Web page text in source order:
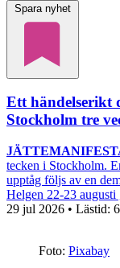
Spara nyhet
Ett händelserikt
Stockholm tre
tecken i Stockholm.
upptåg följs av en
Helgen 22-23
29 jul 2026 • Lästid:
Foto: Pixabay